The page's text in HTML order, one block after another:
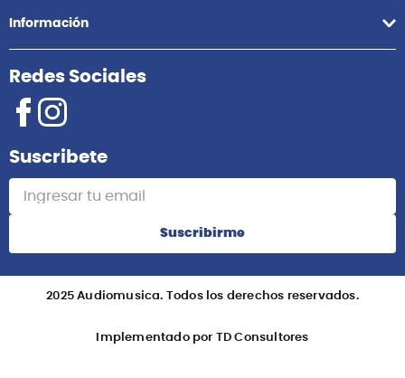
Información
Redes Sociales
Suscribete
Suscribirme
2025 Audiomusica. Todos los derechos reservados.
Implementado por TD Consultores